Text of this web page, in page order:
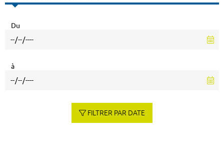
Du
à
FILTRER PAR DATE